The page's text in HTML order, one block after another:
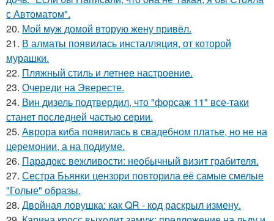
с Автоматом".
20. Мой муж домой вторую жену привёл.
21. В алматы появилась инсталляция, от которой
мурашки.
22. Пляжный стиль и летнее настроение.
23. Очереди на Эвересте.
24. Вин дизель подтвердил, что "форсаж 11" все-таки
станет последней частью серии.
25. Аврора киба появилась в свадебном платье, но не на
церемонии, а на подиуме.
26. Парадокс вежливости: необычный визит грабителя.
27. Сестра Бьянки цензори повторила её самые смелые
"Голые" образы.
28. Двойная ловушка: как QR - код раскрыл измену.